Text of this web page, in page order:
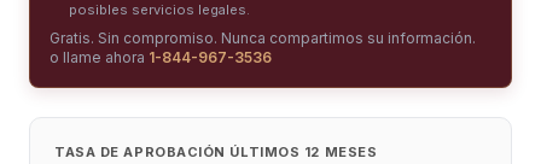
posibles servicios legales.
Gratis. Sin compromiso. Nunca compartimos su información.
o llame ahora 1-844-967-3536
TASA DE APROBACIÓN ÚLTIMOS 12 MESES